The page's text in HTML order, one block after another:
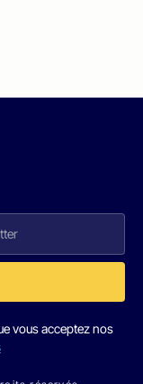
vous acceptez nos